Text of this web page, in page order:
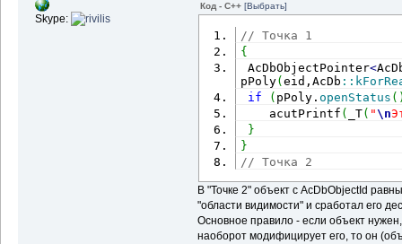
Skype:
Код - C++ [Выбрать]
// Точка 1
{
AcDbObjectPointer<
pPoly(eid,AcDb ::
if
( pPoly.openStatus (
acutPrintf ( _T( "\n
}
}
// Точка 2
В "Точке 2" объект с AcDbObjectId
"области видимости" и сработал его
Основное правило - если объект
наоборот модифицирует его, то он